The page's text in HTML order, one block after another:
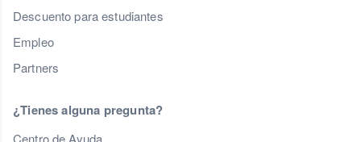
Descuento para estudiantes
Empleo
Partners
¿Tienes alguna pregunta?
Centro de Ayuda